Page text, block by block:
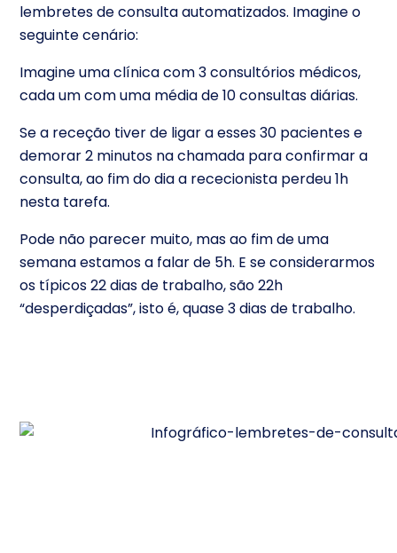
lembretes de consulta automatizados. Imagine o
seguinte cenário:
Imagine uma clínica com 3 consultórios médicos,
cada um com uma média de 10 consultas diárias.
Se a receção tiver de ligar a esses 30 pacientes e
demorar 2 minutos na chamada para confirmar a
consulta, ao fim do dia a rececionista perdeu 1h
nesta tarefa.
Pode não parecer muito, mas ao fim de uma
semana estamos a falar de 5h. E se considerarmos
os típicos 22 dias de trabalho, são 22h
“desperdiçadas”, isto é, quase 3 dias de trabalho.